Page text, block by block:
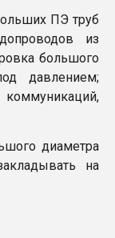
ПЭ труб
из
большого
давлением;
диаметра
на